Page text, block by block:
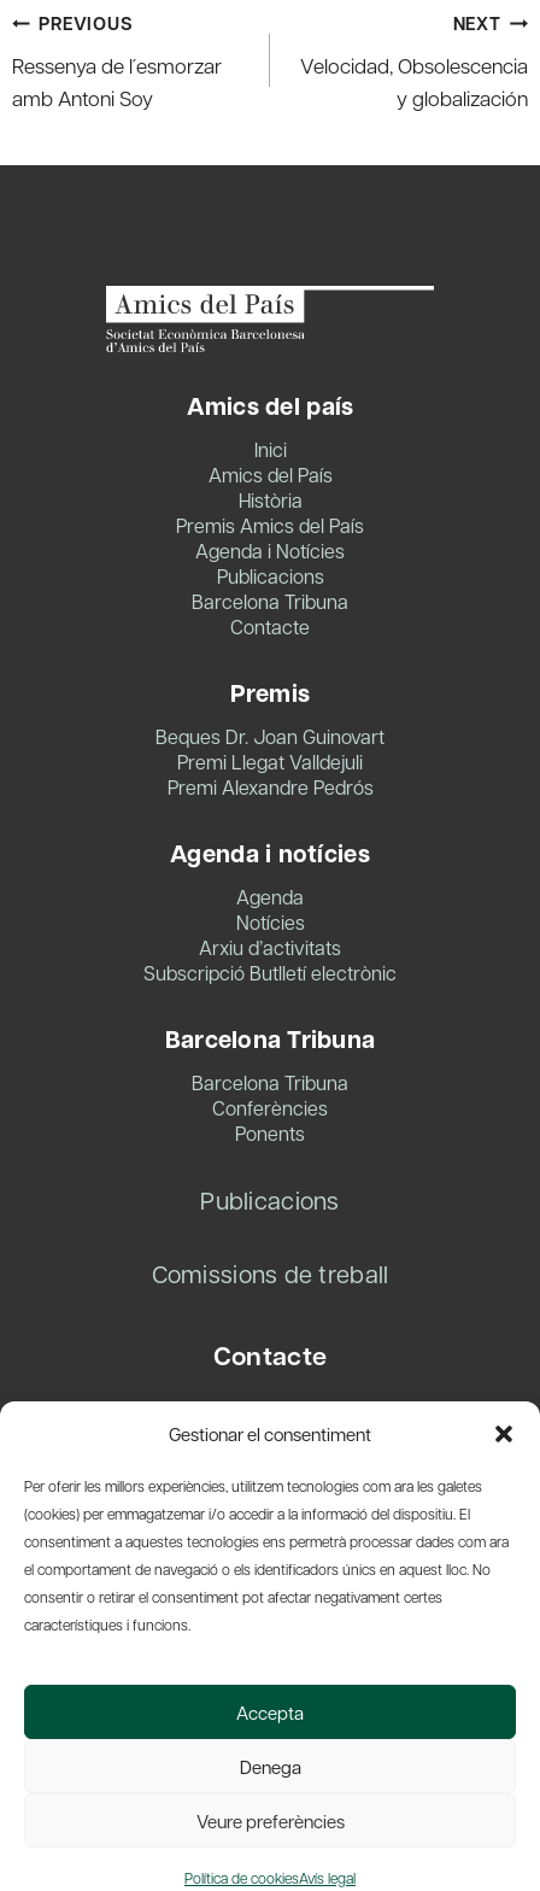
Gestionar el consentiment
Per oferir les millors experiències, utilitzem tecnologies com ara les galetes
(cookies) per emmagatzemar i/o accedir a la informació del dispositiu. El
consentiment a aquestes tecnologies ens permetrà processar dades com ara
el comportament de navegació o els identificadors únics en aquest lloc. No
consentir o retirar el consentiment pot afectar negativament certes
característiques i funcions.
Accepta
Denega
Veure preferències
Política de cookiesAvís legal
Post
navigation
PREVIOUS
Ressenya de l´esmorzar
amb Antoni Soy
NEXT
Velocidad, Obsolescencia
y globalización
Amics del país
Inici
Amics del País
Història
Premis Amics del País
Agenda i Notícies
Publicacions
Barcelona Tribuna
Contacte
Premis
Beques Dr. Joan Guinovart
Premi Llegat Valldejuli
Premi Alexandre Pedrós
Agenda i notícies
Agenda
Notícies
Arxiu d’activitats
Subscripció Butlletí electrònic
Barcelona Tribuna
Barcelona Tribuna
Conferències
Ponents
Publicacions
Comissions de treball
Contacte
08003 Barcelona
info@amicsdelpais.com
Suscripció Newsletter
© 2026 Societat Econòmica Barcelonesa d'Amics del País
Web by Ideamatic